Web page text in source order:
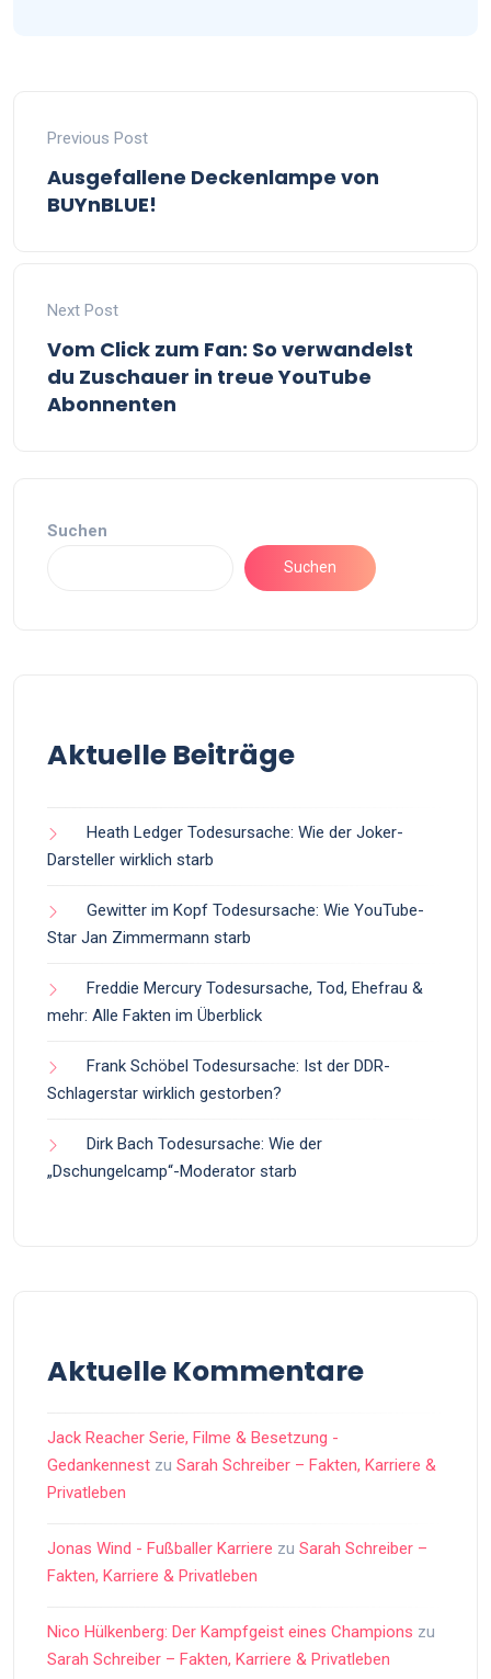
Previous Post
Ausgefallene Deckenlampe von
BUYnBLUE!
Next Post
Vom Click zum Fan: So verwandelst
du Zuschauer in treue YouTube
Abonnenten
Suchen
Suchen
Aktuelle Beiträge
Heath Ledger Todesursache: Wie der Joker-
Darsteller wirklich starb
Gewitter im Kopf Todesursache: Wie YouTube-
Star Jan Zimmermann starb
Freddie Mercury Todesursache, Tod, Ehefrau &
mehr: Alle Fakten im Überblick
Frank Schöbel Todesursache: Ist der DDR-
Schlagerstar wirklich gestorben?
Dirk Bach Todesursache: Wie der
„Dschungelcamp“-Moderator starb
Aktuelle Kommentare
Jack Reacher Serie, Filme & Besetzung -
Gedankennest zu Sarah Schreiber – Fakten, Karriere &
Privatleben
Jonas Wind - Fußballer Karriere zu Sarah Schreiber –
Fakten, Karriere & Privatleben
Nico Hülkenberg: Der Kampfgeist eines Champions zu
Sarah Schreiber – Fakten, Karriere & Privatleben